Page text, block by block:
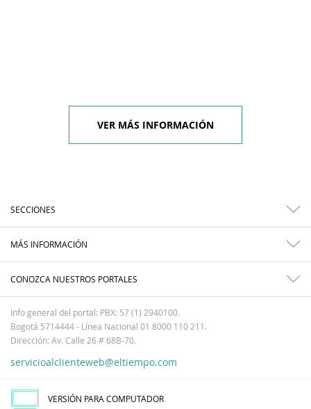
VER MÁS INFORMACIÓN
SECCIONES
MÁS INFORMACIÓN
CONOZCA NUESTROS PORTALES
Info general del portal: PBX: 57 (1) 2940100.
Bogotá 5714444 - Línea Nacional 01 8000 110 211.
Dirección: Av. Calle 26 # 68B-70.
servicioalclienteweb@eltiempo.com
VERSIÓN PARA COMPUTADOR